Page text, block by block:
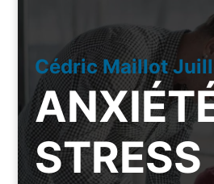
Cédric Maillot
STRESS